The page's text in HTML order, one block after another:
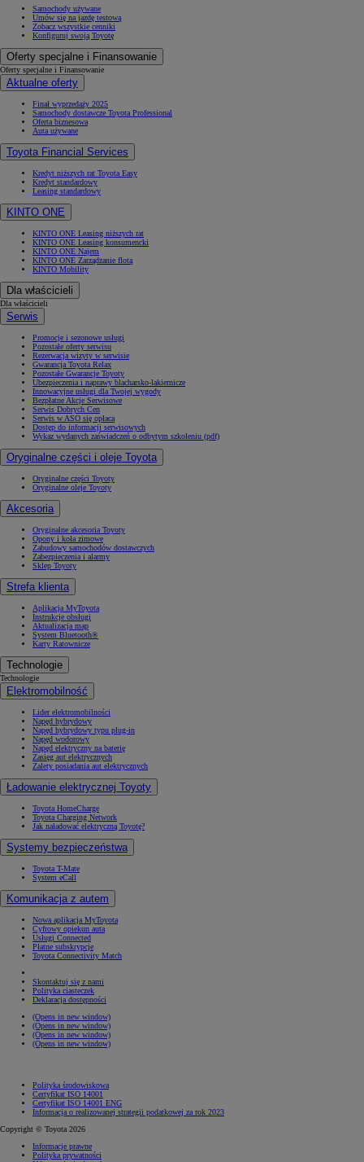
Samochody używane
Umów się na jazdę testową
Zobacz wszystkie cenniki
Konfiguruj swoją Toyotę
Oferty specjalne i Finansowanie
Oferty specjalne i Finansowanie
Aktualne oferty
Finał wyprzedaży 2025
Samochody dostawcze Toyota Professional
Oferta biznesowa
Auta używane
Toyota Financial Services
Kredyt niższych rat Toyota Easy
Kredyt standardowy
Leasing standardowy
KINTO ONE
KINTO ONE Leasing niższych rat
KINTO ONE Leasing konsumencki
KINTO ONE Najem
KINTO ONE Zarządzanie flotą
KINTO Mobility
Dla właścicieli
Dla właścicieli
Serwis
Promocje i sezonowe usługi
Pozostałe oferty serwisu
Rezerwacja wizyty w serwisie
Gwarancja Toyota Relax
Pozostałe Gwarancje Toyoty
Ubezpieczenia i naprawy blacharsko-lakiernicze
Innowacyjne usługi dla Twojej wygody
Bezpłatne Akcje Serwisowe
Serwis Dobrych Cen
Serwis w ASO się opłaca
Dostęp do informacji serwisowych
Wykaz wydanych zaświadczeń o odbytym szkoleniu (pdf)
Oryginalne części i oleje Toyota
Oryginalne części Toyoty
Oryginalne oleje Toyoty
Akcesoria
Oryginalne akcesoria Toyoty
Opony i koła zimowe
Zabudowy samochodów dostawczych
Zabezpieczenia i alarmy
Sklep Toyoty
Strefa klienta
Aplikacja MyToyota
Instrukcje obsługi
Aktualizacja map
System Bluetooth®
Karty Ratownicze
Technologie
Technologie
Elektromobilność
Lider elektromobilności
Napęd hybrydowy
Napęd hybrydowy typu plug-in
Napęd wodorowy
Napęd elektryczny na baterię
Zasięg aut elektrycznych
Zalety posiadania aut elektrycznych
Ładowanie elektrycznej Toyoty
Toyota HomeCharge
Toyota Charging Network
Jak naładować elektryczną Toyotę?
Systemy bezpieczeństwa
Toyota T-Mate
System eCall
Komunikacja z autem
Nowa aplikacja MyToyota
Cyfrowy opiekun auta
Usługi Connected
Płatne subskrypcje
Toyota Connectivity Match
Skontaktuj się z nami
Polityka ciasteczek
Deklaracja dostępności
(Opens in new window)
(Opens in new window)
(Opens in new window)
(Opens in new window)
Polityka środowiskowa
Certyfikat ISO 14001
Certyfikat ISO 14001 ENG
Informacja o realizowanej strategii podatkowej za rok 2023
Copyright © Toyota 2026
Informacje prawne
Polityka prywatności